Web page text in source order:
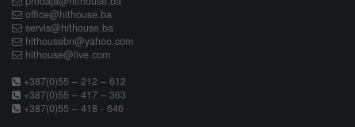
office@hithouse.ba
servis@hithouse.ba
hithousebn@yahoo.com
hithouse@live.com
+387(0)55 – 212 – 612
+387(0)55 – 417 – 363
+387(0)55 – 418 - 646